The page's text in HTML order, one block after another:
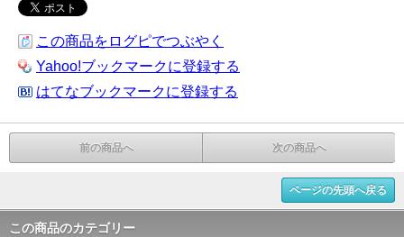
この商品をログピでつぶやく
Yahoo!ブックマークに登録する
はてなブックマークに登録する
前の商品へ 次の商品へ
ページの先頭へ戻る
この商品のカテゴリー